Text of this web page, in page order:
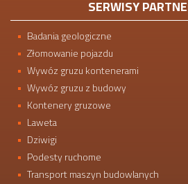
SERWISY
Badania geologiczne
Złomowanie pojazdu
Wywóz gruzu kontenerami
Wywóz gruzu z budowy
Kontenery gruzowe
Laweta
Dziwigi
Podesty ruchome
Transport maszyn budowlanych